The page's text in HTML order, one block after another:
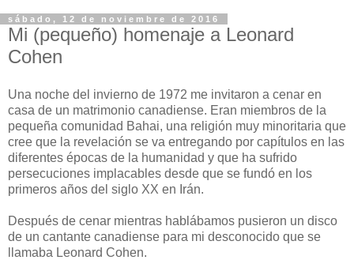
sábado, 12 de noviembre de 2016
Mi (pequeño) homenaje a Leonard
Cohen
Una noche del invierno de 1972 me invitaron a cenar en
casa de un matrimonio canadiense. Eran miembros de la
pequeña comunidad Bahai, una religión muy minoritaria que
cree que la revelación se va entregando por capítulos en las
diferentes épocas de la humanidad y que ha sufrido
persecuciones implacables desde que se fundó en los
primeros años del siglo XX en Irán.
Después de cenar mientras hablábamos pusieron un disco
de un cantante canadiense para mi desconocido que se
llamaba Leonard Cohen.